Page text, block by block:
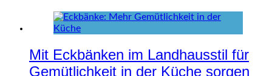
Mit Eckbänken im Landhausstil für
Gemütlichkeit in der Küche sorgen